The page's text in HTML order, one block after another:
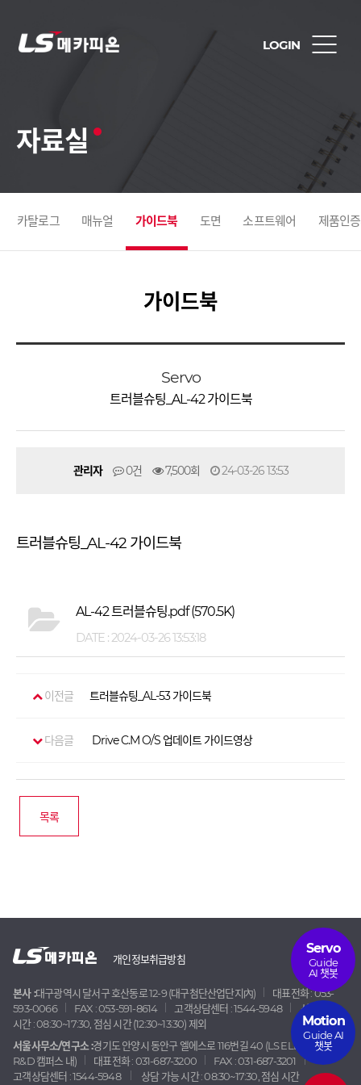
LOGIN
자료실
카탈로그 매뉴얼 가이드북 도면 소프트웨어 제품인
가이드북
Servo
트러블슈팅_AL-42 가이드북
관리자 0건 7,500회 24-03-26 13:53
트러블슈팅_AL-42 가이드북
AL-42 트러블슈팅.pdf(570.5K)
DATE : 2024-03-26 13:53:18
이전글 트러블슈팅_AL-53 가이드북
다음글 Drive C.M O/S 업데이트 가이드영상
목록
개인정보취급방침
본사 :대구광역시 달서구 호산동로 12-9 (대구첨단산업단지內)
대표전화 : 053-
593-0066
FAX : 053-591-8614 고객상담센터 : 1544-5948
상담 가능
시간 : 08:30~17:30, 점심 시간 (12:30~13:30) 제외
서울사무소/연구소 :경기도 안양시 동안구 엘에스로 116번길 40 (LS ELECTRIC
R&D 캠퍼스 내)
대표전화 : 031-687-3200
FAX : 031-687-3201
고객상담센터 : 1544-5948
상담 가능 시간 : 08:30~17:30, 점심 시간
Servo
Guide
AI 챗봇
Motion
Guide AI
챗봇